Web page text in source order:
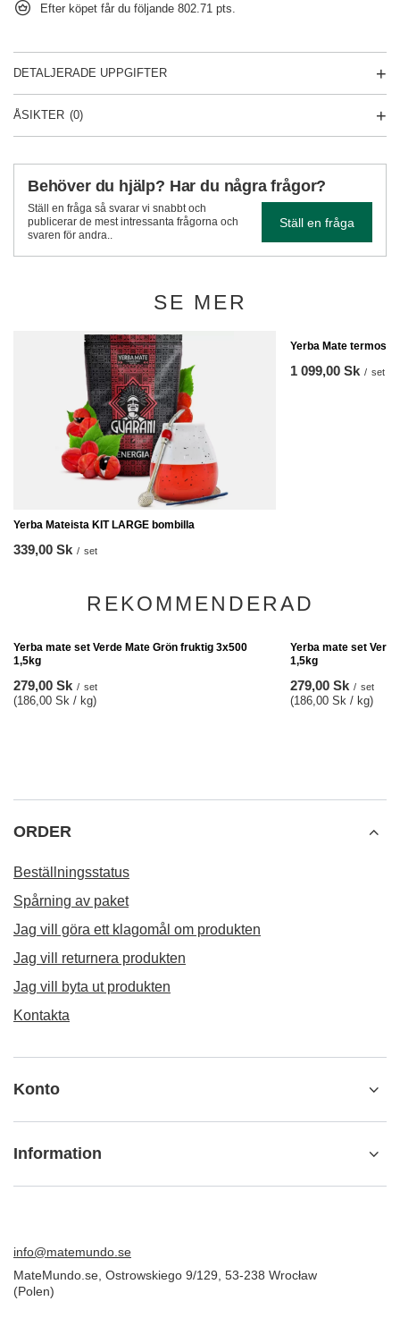
Efter köpet får du följande 802.71 pts.
DETALJERADE UPPGIFTER
ÅSIKTER (0)
Behöver du hjälp? Har du några frågor?
Ställ en fråga så svarar vi snabbt och
publicerar de mest intressanta frågorna och
svaren för andra..
Ställ en fråga
SE MER
Yerba Mateista KIT LARGE bombilla
339,00 Sk / set
Yerba Mate termos
1 099,00 Sk / set
REKOMMENDERAD
Yerba mate set Verde Mate Grön fruktig 3x500
1,5kg
279,00 Sk
(186,00 Sk / kg)
Yerba mate set
1,5kg
279,00 Sk / set
(186,00 Sk / kg)
ORDER
Konto